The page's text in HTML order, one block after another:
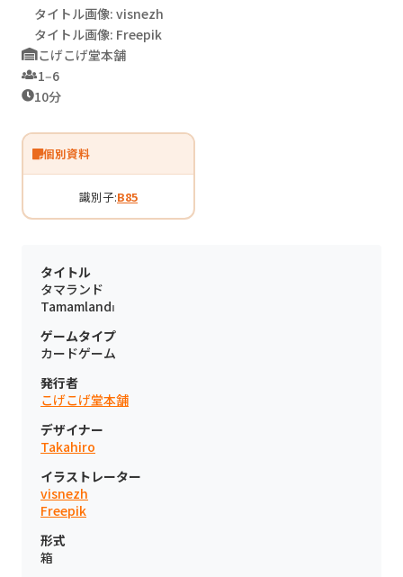
タイトル画像: visnezh
タイトル画像: Freepik
こげこげ堂本舗
1‒6
10分
個別資料
識別子:B85
タイトル
タマランド
Tamamlandı
ゲームタイプ
カードゲーム
発行者
こげこげ堂本舗
デザイナー
Takahiro
イラストレーター
visnezh
Freepik
形式
箱